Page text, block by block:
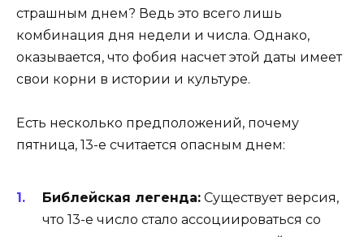
страшным днем? Ведь это всего лишь
комбинация дня недели и числа. Однако,
оказывается, что фобия насчет этой даты имеет
свои корни в истории и культуре.
Есть несколько предположений, почему
пятница, 13-е считается опасным днем:
Библейская легенда: Существует версия,
что 13-е число стало ассоциироваться со